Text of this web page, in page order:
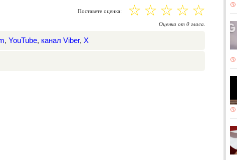
Поставете оценка: ☆
☆
☆
☆
☆
Оценка от 0гласа.
, YouTube, канал Viber, X